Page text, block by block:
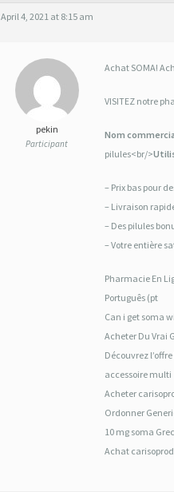
April 4, 2021 at 8:15 am
pekin
Participant
Achat SOMA!
VISITEZ notre
Nom
pilules<br/>
– Prix bas pour
– Livraison
– Des pilules
– Votre entière
Pharmacie En
Português (pt
Can i get soma
Acheter Du Vrai
Découvrez
accessoire multi
Acheter
Ordonner
10 mg soma
Achat